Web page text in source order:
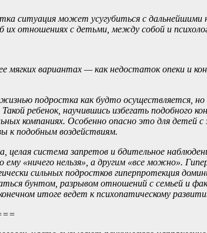
ситуация может усугубиться с
отношениях с детьми, между собой и
мягких вариантах — как недостаток опеки и
подростка как будто осуществляется,
ребенок, научившись избегать
компаниях. Особенно опасно это для
к подобным воздействиям.
целая система запретов и бдительное
ему «ничего нельзя», а другим «все можно».
сильных подростков гиперпротекция
бунтом, разрывом отношений с семьей и
итоге ведет к психопатическому